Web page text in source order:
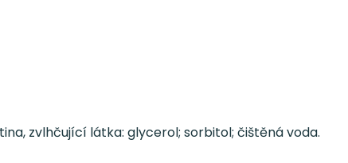
zvlhčující látka: glycerol; sorbitol; čištěná voda.